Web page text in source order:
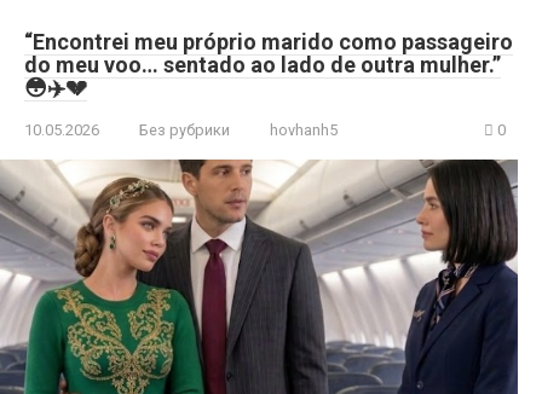
“Encontrei meu próprio marido como passageiro
do meu voo… sentado ao lado de outra mulher.”
😳✈️💔
10.05.2026 Без рубрики hovhanh5 0